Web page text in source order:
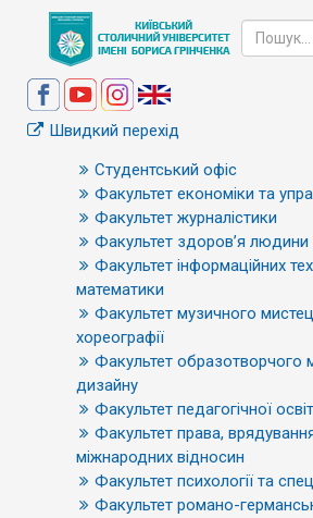
Швидкий перехід
Студентський офіс
Факультет економіки та
Факультет журналістики
Факультет здоров’я людини
Факультет інформаційних
математики
Факультет музичного
хореографії
Факультет образотворчого
дизайну
Факультет педагогічної
Факультет права,
міжнародних відносин
Факультет психології та
Факультет романо-